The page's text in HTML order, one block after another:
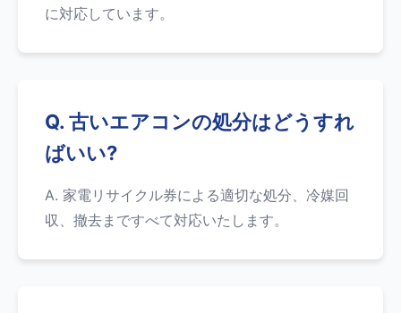
に対応しています。
Q. 古いエアコンの処分はどうすれ
ばいい?
A. 家電リサイクル券による適切な処分、冷媒回
収、撤去まですべて対応いたします。